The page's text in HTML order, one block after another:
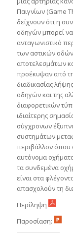
Παιγνίων (Game
δείχνουν ότι η
οδηγών μπορεί
ανταγωνιστικό
των αστικών
αποτελεσμάτων
προέκυψαν από
διαδικασίας
οδηγών και της
διαφορετικών
ιδιαίτερης
σύγχρονων
συστημάτων
περιβάλλον όπου
αυτόνομα
τα συνδεμένα
είναι στα
απασχολούν τη
Περίληψη
Παροσίαση: